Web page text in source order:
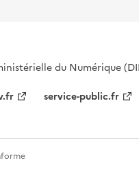
du Numérique
service-public.fr